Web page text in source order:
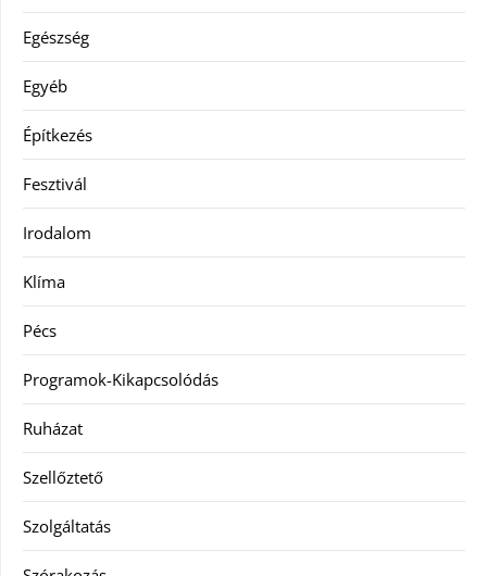
Egészség
Egyéb
Építkezés
Fesztivál
Irodalom
Klíma
Pécs
Programok-Kikapcsolódás
Ruházat
Szellőztető
Szolgáltatás